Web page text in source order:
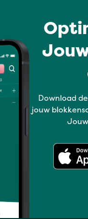
JAN
Volledig programma
Download
jouw